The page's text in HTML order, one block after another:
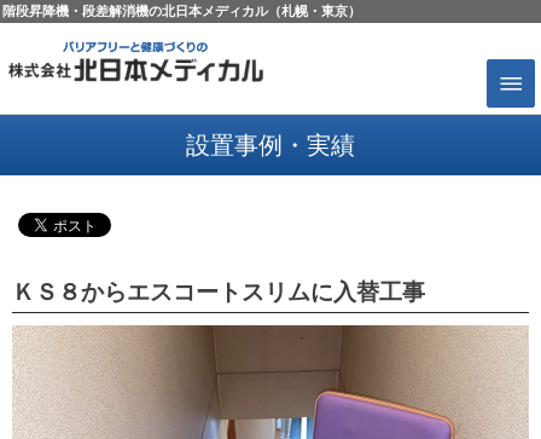
階段昇降機・段差解消機の北日本メディカル（札幌・東京）
設置事例・実績
ＫＳ８からエスコートスリムに入替工事